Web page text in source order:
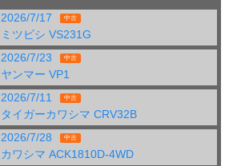
2026/7/17 中古
ミツビシ VS231G
2026/7/23
中古
ヤンマー VP1
2026/7/11
中古
タイガーカワシマ CRV32B
2026/7/28
中古
カワシマ ACK1810D-4WD